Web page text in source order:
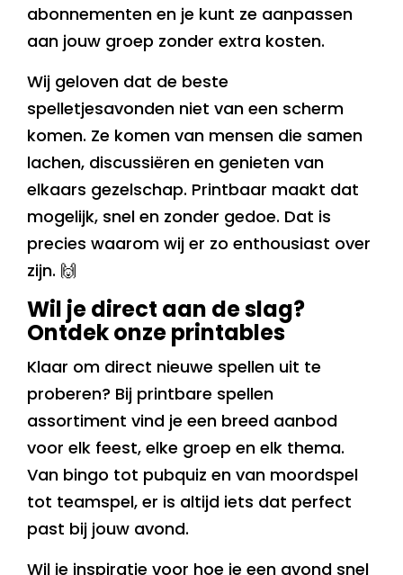
abonnementen en je kunt ze aanpassen
aan jouw groep zonder extra kosten.
Wij geloven dat de beste
spelletjesavonden niet van een scherm
komen. Ze komen van mensen die samen
lachen, discussiëren en genieten van
elkaars gezelschap. Printbaar maakt dat
mogelijk, snel en zonder gedoe. Dat is
precies waarom wij er zo enthousiast over
zijn. 🙌
Wil je direct aan de slag?
Ontdek onze printables
Klaar om direct nieuwe spellen uit te
proberen? Bij printbare spellen
assortiment vind je een breed aanbod
voor elk feest, elke groep en elk thema.
Van bingo tot pubquiz en van moordspel
tot teamspel, er is altijd iets dat perfect
past bij jouw avond.
Wil je inspiratie voor hoe je een avond snel